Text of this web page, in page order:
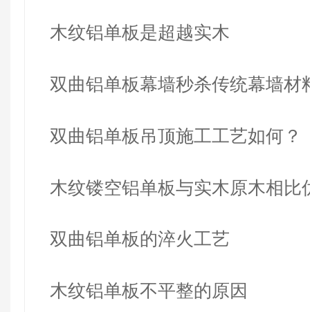
木纹铝单板是超越实木
双曲铝单板幕墙秒杀传统幕墙材
双曲铝单板吊顶施工工艺如何？
木纹镂空铝单板与实木原木相比
哪些…
双曲铝单板的淬火工艺
木纹铝单板不平整的原因